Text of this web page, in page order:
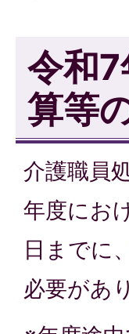
令和
算等
介護職員
年度にお
日までに
必要があ